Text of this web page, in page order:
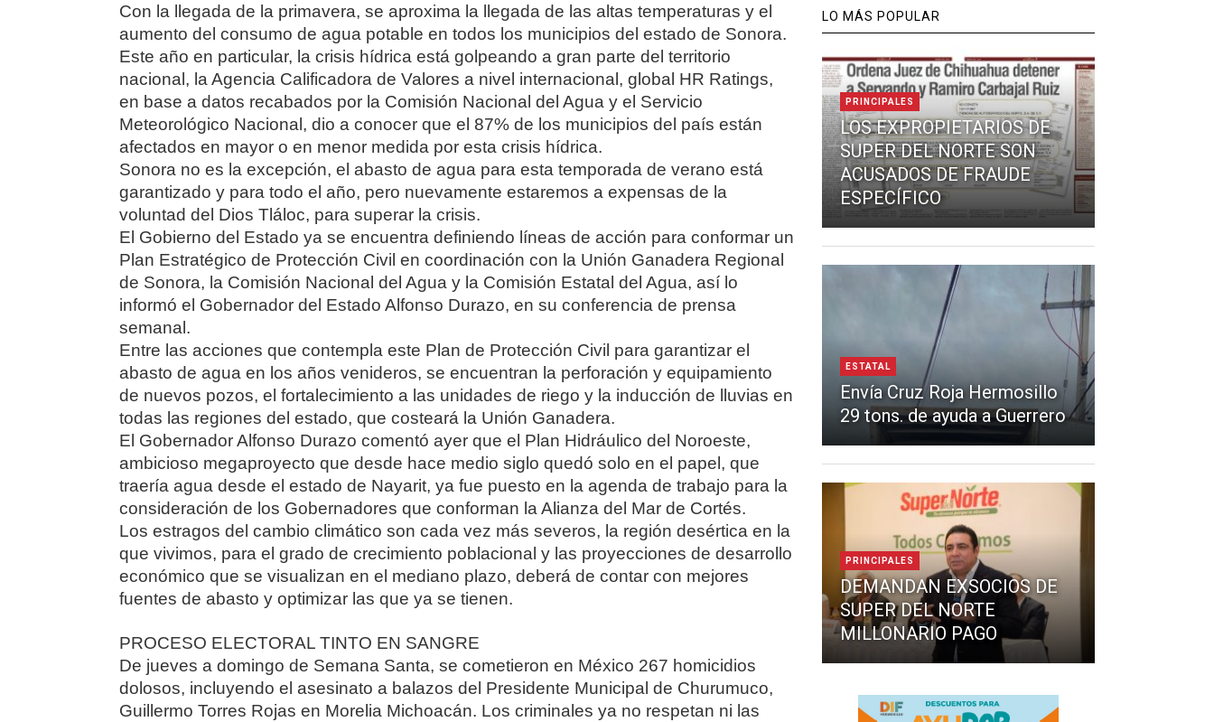
Con la llegada de la primavera, se aproxima la llegada de las altas temperaturas y el
aumento del consumo de agua potable en todos los municipios del estado de Sonora.
Este año en particular, la crisis hídrica está golpeando a gran parte del territorio
nacional, la Agencia Calificadora de Valores a nivel internacional, global HR Ratings,
en base a datos recabados por la Comisión Nacional del Agua y el Servicio
Meteorológico Nacional, dio a conocer que el 87% de los municipios del país están
afectados en mayor o en menor medida por esta crisis hídrica.
Sonora no es la excepción, el abasto de agua para esta temporada de verano está
garantizado y para todo el año, pero nuevamente estaremos a expensas de la
voluntad del Dios Tláloc, para superar la crisis.
El Gobierno del Estado ya se encuentra definiendo líneas de acción para conformar un
Plan Estratégico de Protección Civil en coordinación con la Unión Ganadera Regional
de Sonora, la Comisión Nacional del Agua y la Comisión Estatal del Agua, así lo
informó el Gobernador del Estado Alfonso Durazo, en su conferencia de prensa
semanal.
Entre las acciones que contempla este Plan de Protección Civil para garantizar el
abasto de agua en los años venideros, se encuentran la perforación y equipamiento
de nuevos pozos, el fortalecimiento a las unidades de riego y la inducción de lluvias en
todas las regiones del estado, que costeará la Unión Ganadera.
El Gobernador Alfonso Durazo comentó ayer que el Plan Hidráulico del Noroeste,
ambicioso megaproyecto que desde hace medio siglo quedó solo en el papel, que
traería agua desde el estado de Nayarit, ya fue puesto en la agenda de trabajo para la
consideración de los Gobernadores que conforman la Alianza del Mar de Cortés.
Los estragos del cambio climático son cada vez más severos, la región desértica en la
que vivimos, para el grado de crecimiento poblacional y las proyecciones de desarrollo
económico que se visualizan en el mediano plazo, deberá de contar con mejores
fuentes de abasto y optimizar las que ya se tienen.
PROCESO ELECTORAL TINTO EN SANGRE
De jueves a domingo de Semana Santa, se cometieron en México 267 homicidios
dolosos, incluyendo el asesinato a balazos del Presidente Municipal de Churumuco,
Guillermo Torres Rojas en Morelia Michoacán. Los criminales ya no respetan ni las
LO MÁS POPULAR
PRINCIPALES
LOS EXPROPIETARIOS DE
SUPER DEL NORTE SON
ACUSADOS DE FRAUDE
ESPECÍFICO
ESTATAL
Envía Cruz Roja Hermosillo
29 tons. de ayuda a Guerrero
PRINCIPALES
DEMANDAN EXSOCIOS DE
SUPER DEL NORTE
MILLONARIO PAGO